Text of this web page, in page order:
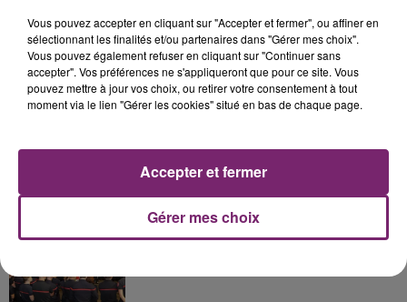
éclipse solaire du 12 Août 2026
158 pompiers de la région sont
Vous pouvez accepter en cliquant sur "Accepter et fermer", ou affiner en
sélectionnant les finalités et/ou partenaires dans "Gérer mes choix".
Vous pouvez également refuser en cliquant sur "Continuer sans
accepter". Vos préférences ne s'appliqueront que pour ce site. Vous
pouvez mettre à jour vos choix, ou retirer votre consentement à tout
moment via le lien "Gérer les cookies" situé en bas de chaque page.
Gérer mes choix
Accepter et fermer